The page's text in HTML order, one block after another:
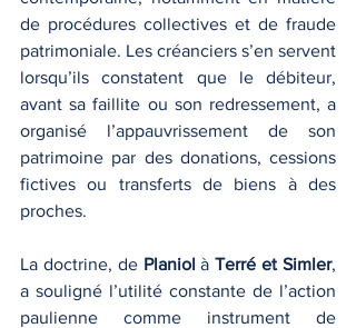
de procédures collectives et de fraude
patrimoniale. Les créanciers s’en servent
lorsqu’ils constatent que le débiteur,
avant sa faillite ou son redressement, a
organisé l’appauvrissement de son
patrimoine par des donations, cessions
fictives ou transferts de biens à des
proches.
La doctrine, de Planiol à Terré et Simler,
a souligné l’utilité constante de l’action
paulienne comme instrument de